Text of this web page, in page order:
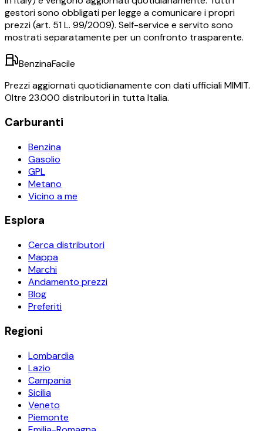
gestori sono obbligati per legge a comunicare i propri
prezzi (art. 51 L. 99/2009). Self-service e servito sono
mostrati separatamente per un confronto trasparente.
BenzinaFacile
Prezzi aggiornati quotidianamente con dati ufficiali MIMIT.
Oltre 23.000 distributori in tutta Italia.
Carburanti
Benzina
Gasolio
GPL
Metano
Vicino a me
Esplora
Cerca distributori
Mappa
Marchi
Andamento prezzi
Blog
Preferiti
Regioni
Lombardia
Lazio
Campania
Sicilia
Veneto
Piemonte